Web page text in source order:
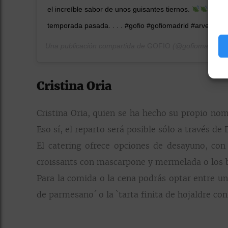
el increíble sabor de unos guisantes tiernos.
. .
temporada pasada. . . . #gofio #gofiomadrid
Cristina Oria
Cristina Oria, quien se ha hecho su propio
Eso sí, el reparto será posible sólo a través de
El catering ofrece opciones de desayuno,
croissants con mascarpone y mermelada o los
Para la comida o la cena podrás optar entre
de parmesano´ o la `tarta finita de hojaldre